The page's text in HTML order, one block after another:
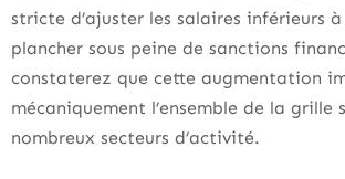
stricte d’ajuster les salaires inférieurs à
plancher sous peine de sanctions
constaterez que cette augmentation
mécaniquement l’ensemble de la grille
nombreux secteurs d’activité.